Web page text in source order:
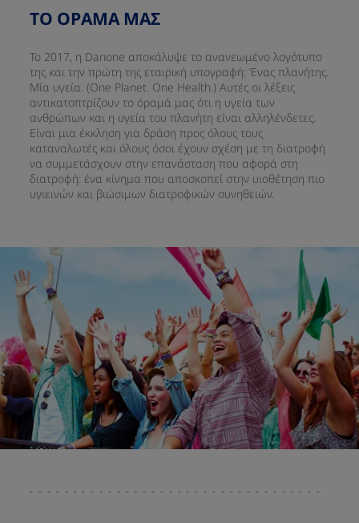
ΤΟ ΟΡΑΜΑ ΜΑΣ
Το 2017, η Danone αποκάλυψε το ανανεωμένο λογότυπο
της και την πρώτη της εταιρική υπογραφή: Ένας πλανήτης.
Μία υγεία. (One Planet. One Health.) Αυτές οι λέξεις
αντικατοπτρίζουν το όραμά μας ότι η υγεία των
ανθρώπων και η υγεία του πλανήτη είναι αλληλένδετες.
Είναι μια έκκληση για δράση προς όλους τους
καταναλωτές και όλους όσοι έχουν σχέση με τη διατροφή
να συμμετάσχουν στην επανάσταση που αφορά στη
διατροφή: ένα κίνημα που αποσκοπεί στην υιοθέτηση πιο
υγιεινών και βιώσιμων διατροφικών συνηθειών.​